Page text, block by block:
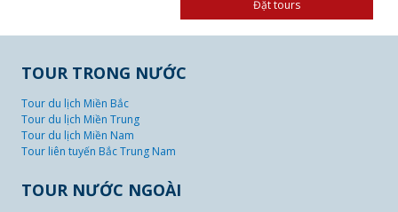
TOUR TRONG NƯỚC
Tour du lịch Miền Bắc
Tour du lịch Miền Trung
Tour du lịch Miền Nam
Tour liên tuyến Bắc Trung Nam
TOUR NƯỚC NGOÀI